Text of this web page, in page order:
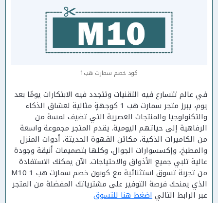
كود خصم سمارت هب1
في عالم تتسارع فيه التقنيات وتتجدد فيه الابتكارات يومًا بعد
يوم، يبرز متجر سمارت هب 1 كوجهةٍ مثالية لعشاق الذكاء
والتكنولوجيا والمنتجات العصرية التي تضيف لمسة من
الرفاهية إلى حياتهم اليومية. يقدم المتجر مجموعة واسعة
من الكاميرات الذكية، مكائن القهوة الحديثة، أدوات المنزل
والمطبخ، وإكسسوارات الجوال، وكلها بتصميمات أنيقة وجودة
عالية تلبي جميع الأذواق والاحتياجات. الآن يمكنك الاستفادة
من تجربة تسوق استثنائية مع كوبون خصم سمارت هب 1 M10
الذي يمنحك فرصة التوفير على مشترياتك المفضلة من المتجر
عبر الرابط التالياضغط هنا للتسوق